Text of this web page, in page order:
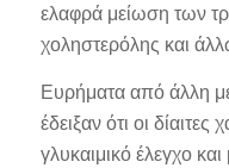
ελαφρά μείωση των
χοληστερόλης και
Ευρήματα από άλλη
έδειξαν ότι οι
γλυκαιμικό έλεγχο